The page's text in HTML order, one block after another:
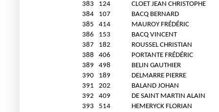
383
124
CLOET JEAN CHRISTOPHE
384
107
BACQ BERNARD
385
414
MAUROY FRÉDÉRIC
386
153
BACQ VINCENT
387
182
ROUSSEL CHRISTIAN
388
406
PORTANTE FRÉDÉRIC
389
498
BELIN GAUTHIER
390
189
DELMARRE PIERRE
391
202
BALAND JOHAN
392
409
DE SAINT MARTIN ALAIN
393
514
HEMERYCK FLORIAN